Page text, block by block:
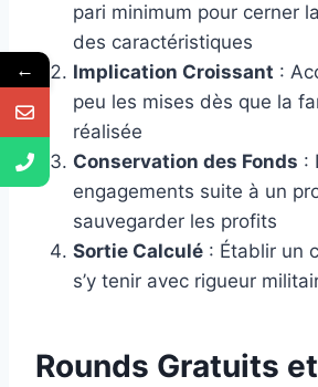
pari minimum pour cerner
des caractéristiques
Implication Croissant :
peu les mises dès que la
réalisée
Conservation des Fonds :
engagements suite à un
sauvegarder les profits
Sortie Calculé : Établir un
s’y tenir avec rigueur
Rounds Gratuits
←